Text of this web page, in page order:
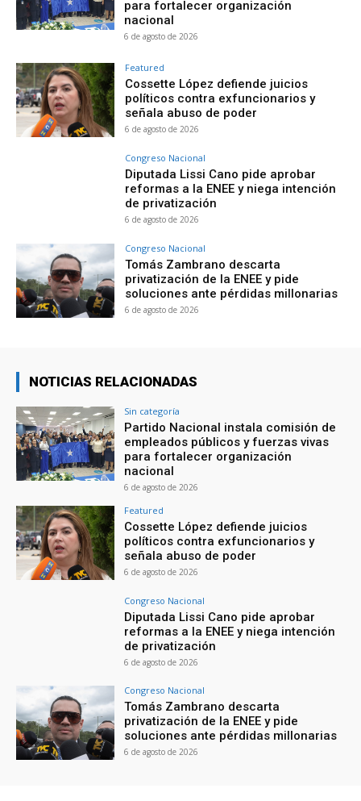
para fortalecer organización
nacional
6 de agosto de 2026
Featured
Cossette López defiende juicios
políticos contra exfuncionarios y
señala abuso de poder
6 de agosto de 2026
Congreso Nacional
Diputada Lissi Cano pide aprobar
reformas a la ENEE y niega intención
de privatización
6 de agosto de 2026
Congreso Nacional
Tomás Zambrano descarta
privatización de la ENEE y pide
soluciones ante pérdidas millonarias
6 de agosto de 2026
NOTICIAS RELACIONADAS
Sin categoría
Partido Nacional instala comisión de
empleados públicos y fuerzas vivas
para fortalecer organización
nacional
6 de agosto de 2026
Featured
Cossette López defiende juicios
políticos contra exfuncionarios y
señala abuso de poder
6 de agosto de 2026
Congreso Nacional
Diputada Lissi Cano pide aprobar
reformas a la ENEE y niega intención
de privatización
6 de agosto de 2026
Congreso Nacional
Tomás Zambrano descarta
privatización de la ENEE y pide
soluciones ante pérdidas millonarias
6 de agosto de 2026